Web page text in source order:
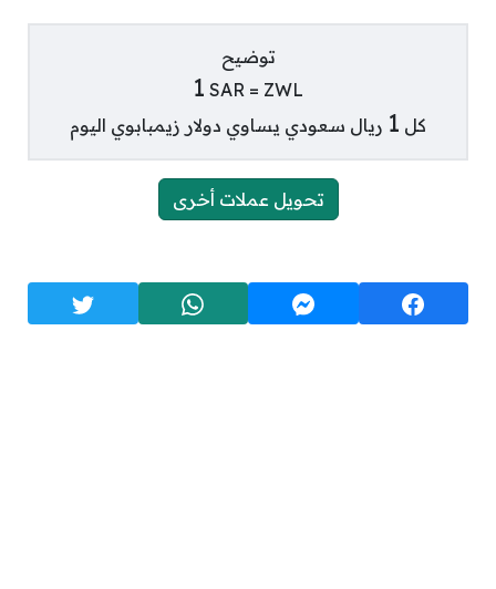
توضيح
1 SAR = ZWL
كل 1 ريال سعودي يساوي دولار زيمبابوي اليوم
تحويل عملات أخرى